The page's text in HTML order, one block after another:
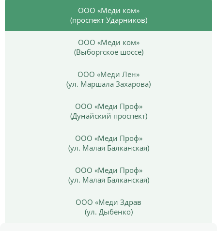
ООО «Меди ком»
(проспект Ударников)
ООО «Меди ком»
(Выборгское шоссе)
ООО «Меди Лен»
(ул. Маршала Захарова)
ООО «Меди Проф»
(Дунайский проспект)
ООО «Меди Проф»
(ул. Малая Балканская)
ООО «Меди Проф»
(ул. Малая Балканская)
ООО «Меди Здрав
(ул. Дыбенко)